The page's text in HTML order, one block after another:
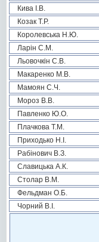
Кива І.В.
Козак Т.Р.
Королевська Н.Ю.
Ларін С.М.
Льовочкін С.В.
Макаренко М.В.
Мамоян С.Ч.
Мороз В.В.
Павленко Ю.О.
Плачкова Т.М.
Приходько Н.І.
Рабінович В.З.
Славицька А.К.
Столар В.М.
Фельдман О.Б.
Чорний В.І.